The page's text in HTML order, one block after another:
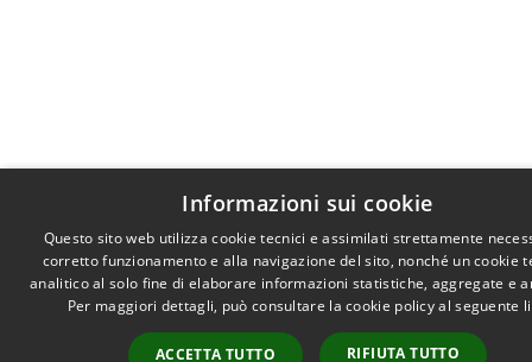
Informazioni sui cookie
Questo sito web utilizza cookie tecnici e assimilati strettamente
corretto funzionamento e alla navigazione del sito, nonché un cookie
analitico al solo fine di elaborare informazioni statistiche, aggregate e
Per maggiori dettagli, può consultare la cookie policy al seguente
ACCETTA TUTTO RIFIUTA TUTTO